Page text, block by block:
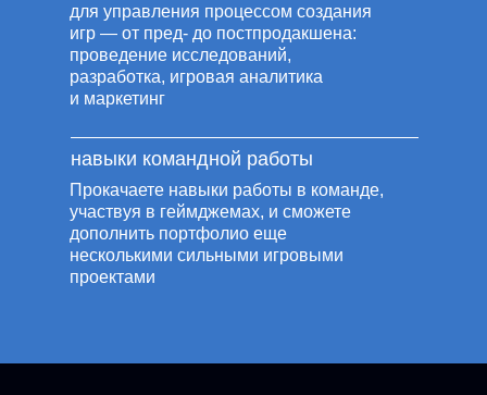
для управления процессом создания
игр — от пред- до постпродакшена:
проведение исследований,
разработка, игровая аналитика
и маркетинг
навыки командной работы
Прокачаете навыки работы в команде,
участвуя в геймджемах, и сможете
дополнить портфолио еще
несколькими сильными игровыми
проектами
Программа обучения